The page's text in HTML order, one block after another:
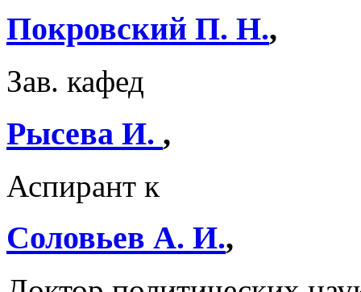
Покровский П. Н.,
Зав. кафед
Рысева И. ,
Аспирант к
Соловьев А. И.,